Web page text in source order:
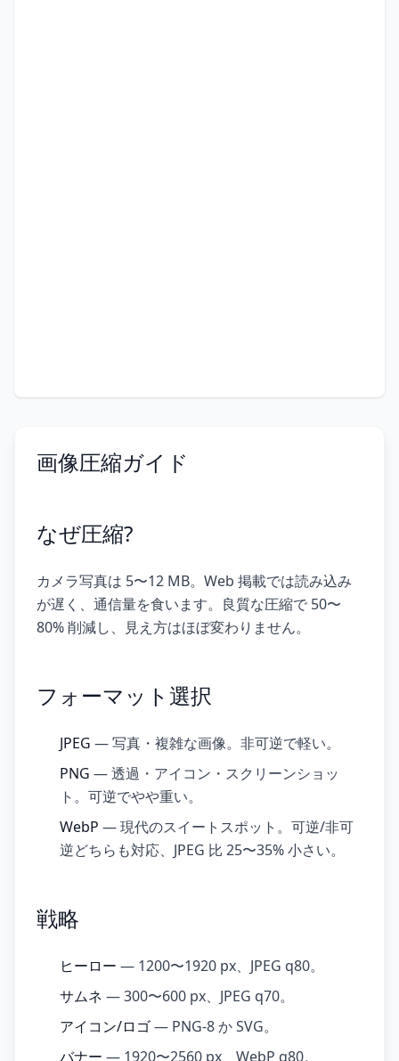
画像圧縮ガイド
なぜ圧縮?
カメラ写真は 5〜12 MB。Web 掲載では読み込み
が遅く、通信量を食います。良質な圧縮で 50〜
80% 削減し、見え方はほぼ変わりません。
フォーマット選択
JPEG — 写真・複雑な画像。非可逆で軽い。
PNG — 透過・アイコン・スクリーンショッ
ト。可逆でやや重い。
WebP — 現代のスイートスポット。可逆/非可
逆どちらも対応、JPEG 比 25〜35% 小さい。
戦略
ヒーロー — 1200〜1920 px、JPEG q80。
サムネ — 300〜600 px、JPEG q70。
アイコン/ロゴ— PNG-8 か SVG。
バナー — 1920〜2560 px、WebP q80。